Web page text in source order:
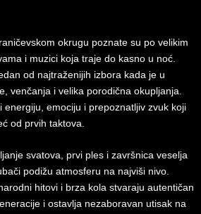
okrugu poznate su po velikim
i muzici koja traje do kasno u noć.
od najtraženijih izbora kada je u
venčanja i velika porodična okupljanja.
energiju, emociju i prepoznatljiv zvuk koji
od prvih taktova.
svatova, prvi ples i završnica veselja
podižu atmosferu na najviši nivo.
hitovi i brza kola stvaraju autentičan
i ostavlja nezaboravan utisak na